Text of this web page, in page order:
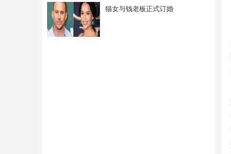
猫女与钱老板正式订婚